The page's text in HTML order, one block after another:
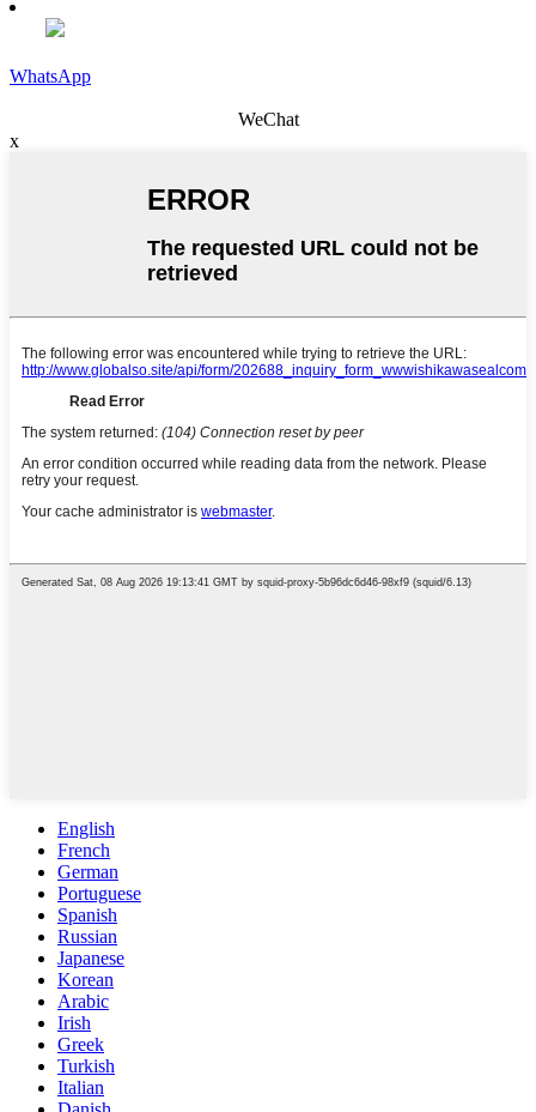
WhatsApp
WeChat
x
English
French
German
Portuguese
Spanish
Russian
Japanese
Korean
Arabic
Irish
Greek
Turkish
Italian